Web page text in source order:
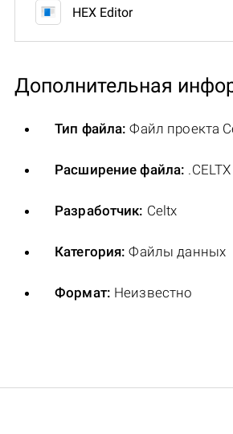
HEX Editor
Дополнительная
Тип файла: Файл проекта
Расширение файла: .CELTX
Разработчик: Celtx
Категория: Файлы данных
Формат: Неизвестно